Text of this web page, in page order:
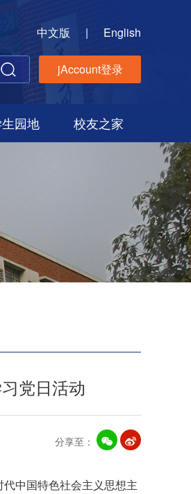
中文版 | English
jAccount登录
园地 校友之家
党日活动
分享至：
中国特色社会主义思想主